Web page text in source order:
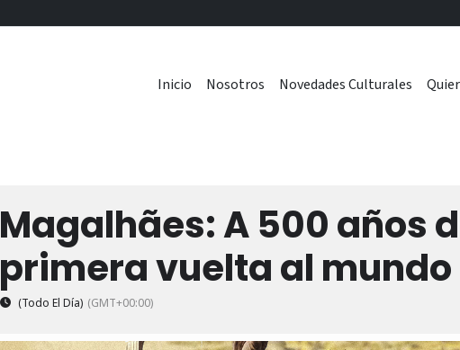
Inicio Nosotros Novedades Culturales
Magalhães: A 500 años
primera vuelta al mundo
(Todo El Día) (GMT+00:00)